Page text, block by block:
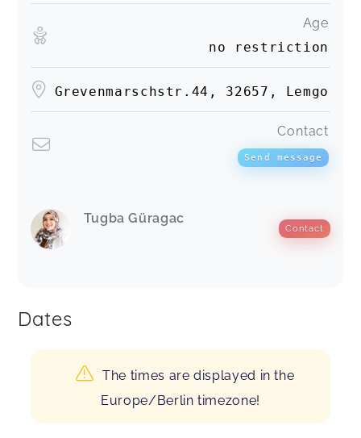
Age
no restriction
Grevenmarschstr.44, 32657, Lemgo
Contact
Send message
Tugba Güragac
Contact
Dates
The times are displayed in the
Europe/Berlin timezone!